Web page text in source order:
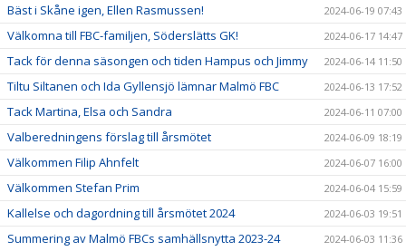
Bäst i Skåne igen, Ellen Rasmussen! 2024-06-19 07:43
Välkomna till FBC-familjen, Söderslätts GK! 2024-06-17 14:47
Tack för denna säsongen och tiden Hampus och Jimmy 2024-06-14 11:50
Tiltu Siltanen och Ida Gyllensjö lämnar Malmö FBC 2024-06-13 17:52
Tack Martina, Elsa och Sandra 2024-06-11 07:00
Valberedningens förslag till årsmötet 2024-06-09 18:19
Välkommen Filip Ahnfelt 2024-06-07 16:00
Välkommen Stefan Prim 2024-06-04 15:59
Kallelse och dagordning till årsmötet 2024 2024-06-03 19:51
Summering av Malmö FBCs samhällsnytta 2023-24 2024-06-03 11:36